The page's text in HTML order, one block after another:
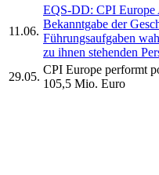
11.06.
EQS-DD: CPI
Bekanntgabe der
Führungsaufgaben
zu ihnen stehenden
29.05.
CPI Europe performt
105,5 Mio. Euro